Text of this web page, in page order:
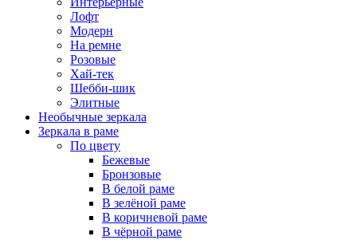
Лофт
Модерн
На ремне
Розовые
Хай-тек
Шебби-шик
Элитные
Необычные зеркала
Зеркала в раме
По цвету
Бежевые
Бронзовые
В белой раме
В зелёной раме
В коричневой раме
В чёрной раме